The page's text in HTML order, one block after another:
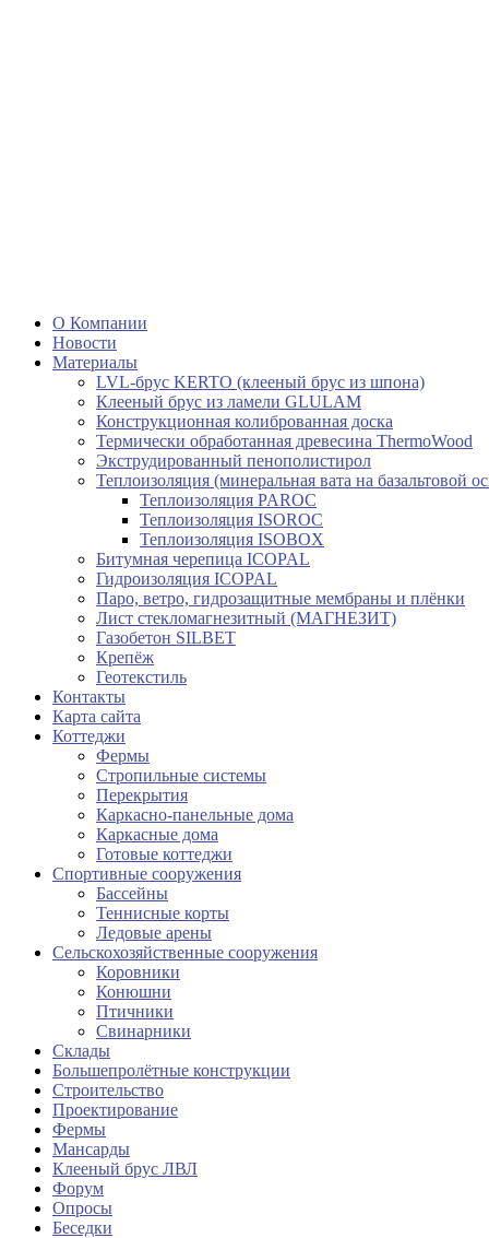
О Компании
Новости
Материалы
LVL-брус KERTO (клееный брус из шпона)
Клееный брус из ламели GLULAM
Конструкционная колиброванная доска
Термически обработанная древесина ThermoWood
Экструдированный пенополистирол
Теплоизоляция (минеральная вата на базальтовой
Теплоизоляция PAROC
Теплоизоляция ISOROC
Теплоизоляция ISOBOX
Битумная черепица ICOPAL
Гидроизоляция ICOPAL
Паро, ветро, гидрозащитные мембраны и плёнки
Лист стекломагнезитный (МАГНЕЗИТ)
Газобетон SILBET
Крепёж
Геотекстиль
Контакты
Карта сайта
Коттеджи
Фермы
Стропильные системы
Перекрытия
Каркасно-панельные дома
Каркасные дома
Готовые коттеджи
Спортивные сооружения
Бассейны
Теннисные корты
Ледовые арены
Сельскохозяйственные сооружения
Коровники
Конюшни
Птичники
Свинарники
Склады
Большепролётные конструкции
Строительство
Проектирование
Фермы
Мансарды
Клееный брус ЛВЛ
Форум
Опросы
Беседки